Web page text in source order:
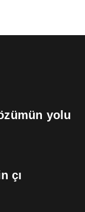
yolu
çı